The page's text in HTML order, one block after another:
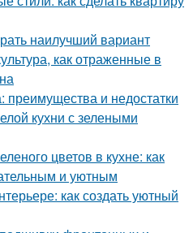
наилучший вариант
как отраженные в
и недостатки
кухни с зелеными
цветов в кухне: как
и уютным
как создать уютный